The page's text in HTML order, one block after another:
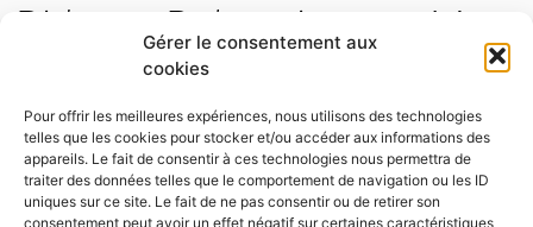
Gérer le consentement aux
cookies
Pour offrir les meilleures expériences, nous utilisons des technologies
telles que les cookies pour stocker et/ou accéder aux informations des
appareils. Le fait de consentir à ces technologies nous permettra de
traiter des données telles que le comportement de navigation ou les ID
uniques sur ce site. Le fait de ne pas consentir ou de retirer son
consentement peut avoir un effet négatif sur certaines caractéristiques
Rideaux Poleymieux au Mont